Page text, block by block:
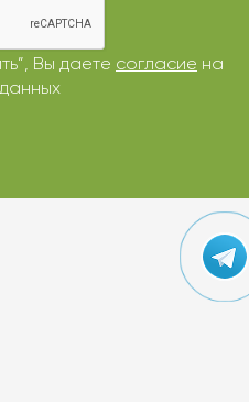
Вы даете согласие на